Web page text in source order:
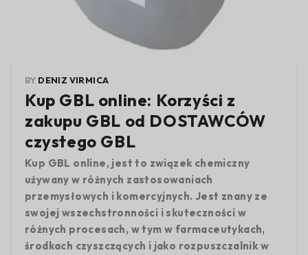
BY DENIZ VIRMICA
Kup GBL online: Korzyści z
zakupu GBL od DOSTAWCÓW
czystego GBL
Kup GBL online, jest to związek chemiczny
używany w różnych zastosowaniach
przemysłowych i komercyjnych. Jest znany ze
swojej wszechstronności i skuteczności w
różnych procesach, w tym w farmaceutykach,
środkach czyszczących i jako rozpuszczalnik w